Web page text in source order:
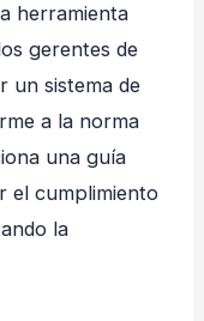
herramienta
gerentes de
un sistema de
a la norma
una guía
el cumplimiento
la